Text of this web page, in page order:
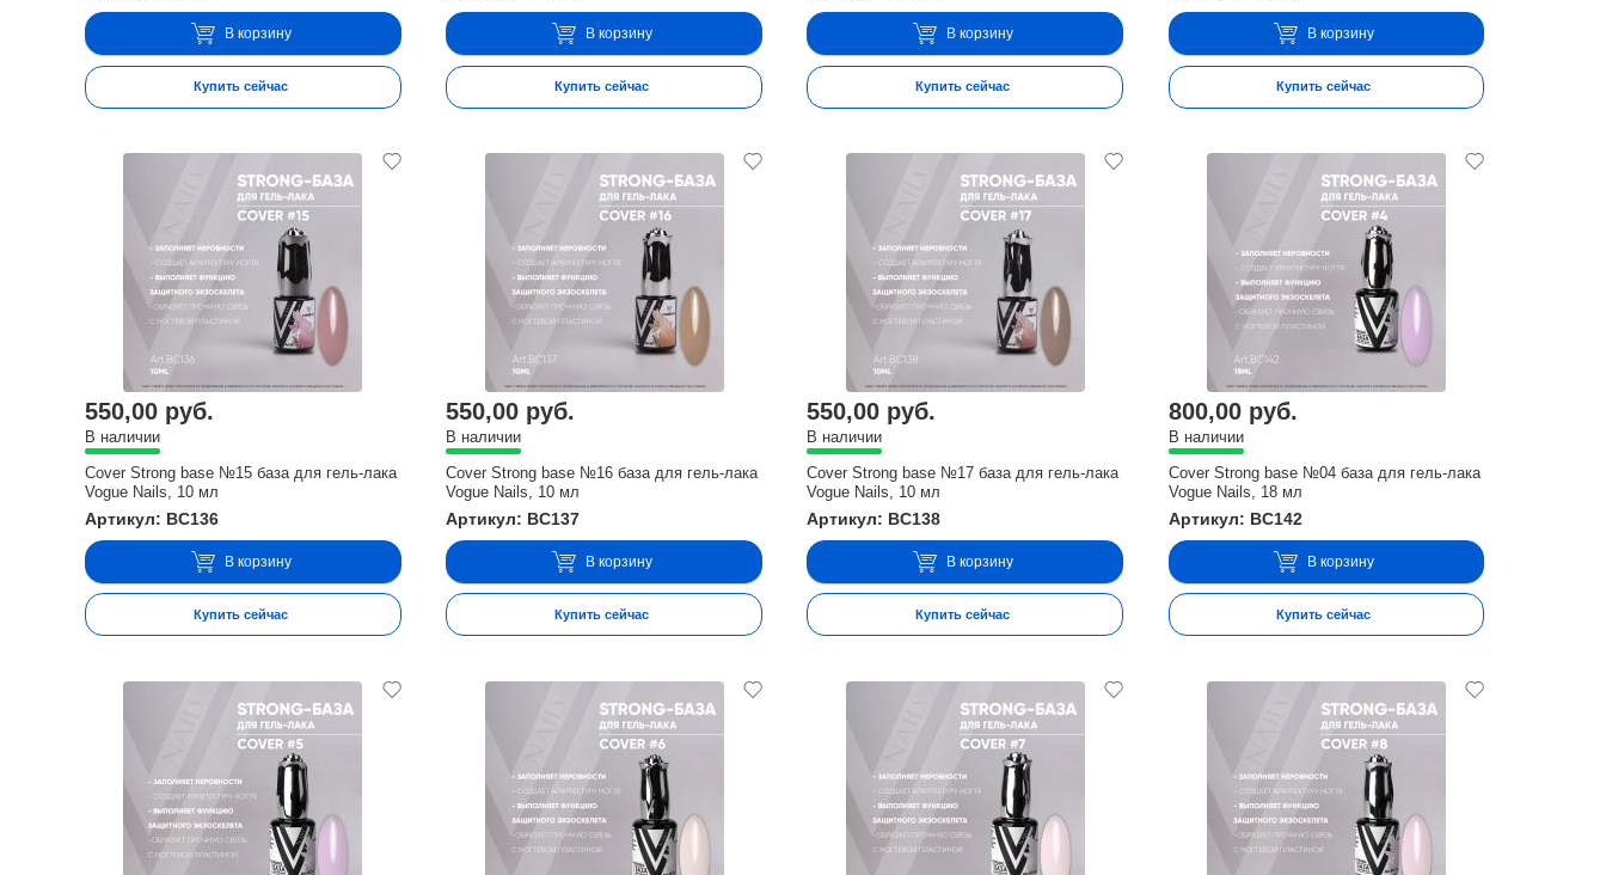
В корзину
Купить сейчас
В корзину
Купить сейчас
В корзину
Купить сейчас
В корзину
Купить сейчас
550,00 руб.
В наличии
Cover Strong base №15 база для гель-лака
Vogue Nails, 10 мл
Артикул: BC136
В корзину
Купить сейчас
550,00 руб.
В наличии
Cover Strong base №16 база для гель-лака
Vogue Nails, 10 мл
Артикул: BC137
В корзину
Купить сейчас
550,00 руб.
В наличии
Cover Strong base №17 база для гель-лака
Vogue Nails, 10 мл
Артикул: BC138
В корзину
Купить сейчас
800,00 руб.
В наличии
Cover Strong base №04 база для гель-лака
Vogue Nails, 18 мл
Артикул: BC142
В корзину
Купить сейчас